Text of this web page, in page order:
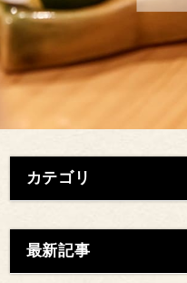
カテゴリ
最新記事